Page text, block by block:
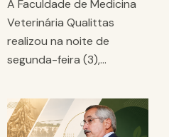
A Faculdade de Medicina
Veterinária Qualittas
realizou na noite de
segunda-feira (3),…